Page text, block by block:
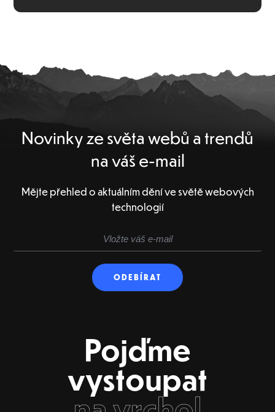
Novinky ze světa webů a trendů
na váš e-mail
Mějte přehled o aktuálním dění ve světě webových
technologií
Pojďme
vystoupat